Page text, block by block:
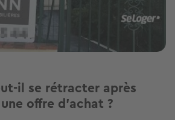
il se rétracter après
offre d'achat ?